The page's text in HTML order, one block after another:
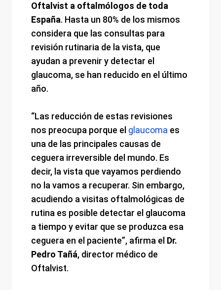
Oftalvist a oftalmólogos de toda
España. Hasta un 80% de los mismos
considera que las consultas para
revisión rutinaria de la vista, que
ayudan a prevenir y detectar el
glaucoma, se han reducido en el último
año.
“Las reducción de estas revisiones
nos preocupa porque el glaucoma es
una de las principales causas de
ceguera irreversible del mundo. Es
decir, la vista que vayamos perdiendo
no la vamos a recuperar. Sin embargo,
acudiendo a visitas oftalmológicas de
rutina es posible detectar el glaucoma
a tiempo y evitar que se produzca esa
ceguera en el paciente”, afirma el Dr.
Pedro Tañá, director médico de
Oftalvist.